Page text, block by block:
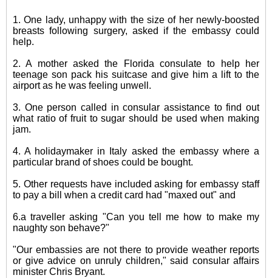
1. One lady, unhappy with the size of her newly-boosted
breasts following surgery, asked if the embassy could
help.
2. A mother asked the Florida consulate to help her
teenage son pack his suitcase and give him a lift to the
airport as he was feeling unwell.
3. One person called in consular assistance to find out
what ratio of fruit to sugar should be used when making
jam.
4. A holidaymaker in Italy asked the embassy where a
particular brand of shoes could be bought.
5. Other requests have included asking for embassy staff
to pay a bill when a credit card had "maxed out" and
6.a traveller asking "Can you tell me how to make my
naughty son behave?"
"Our embassies are not there to provide weather reports
or give advice on unruly children," said consular affairs
minister Chris Bryant.